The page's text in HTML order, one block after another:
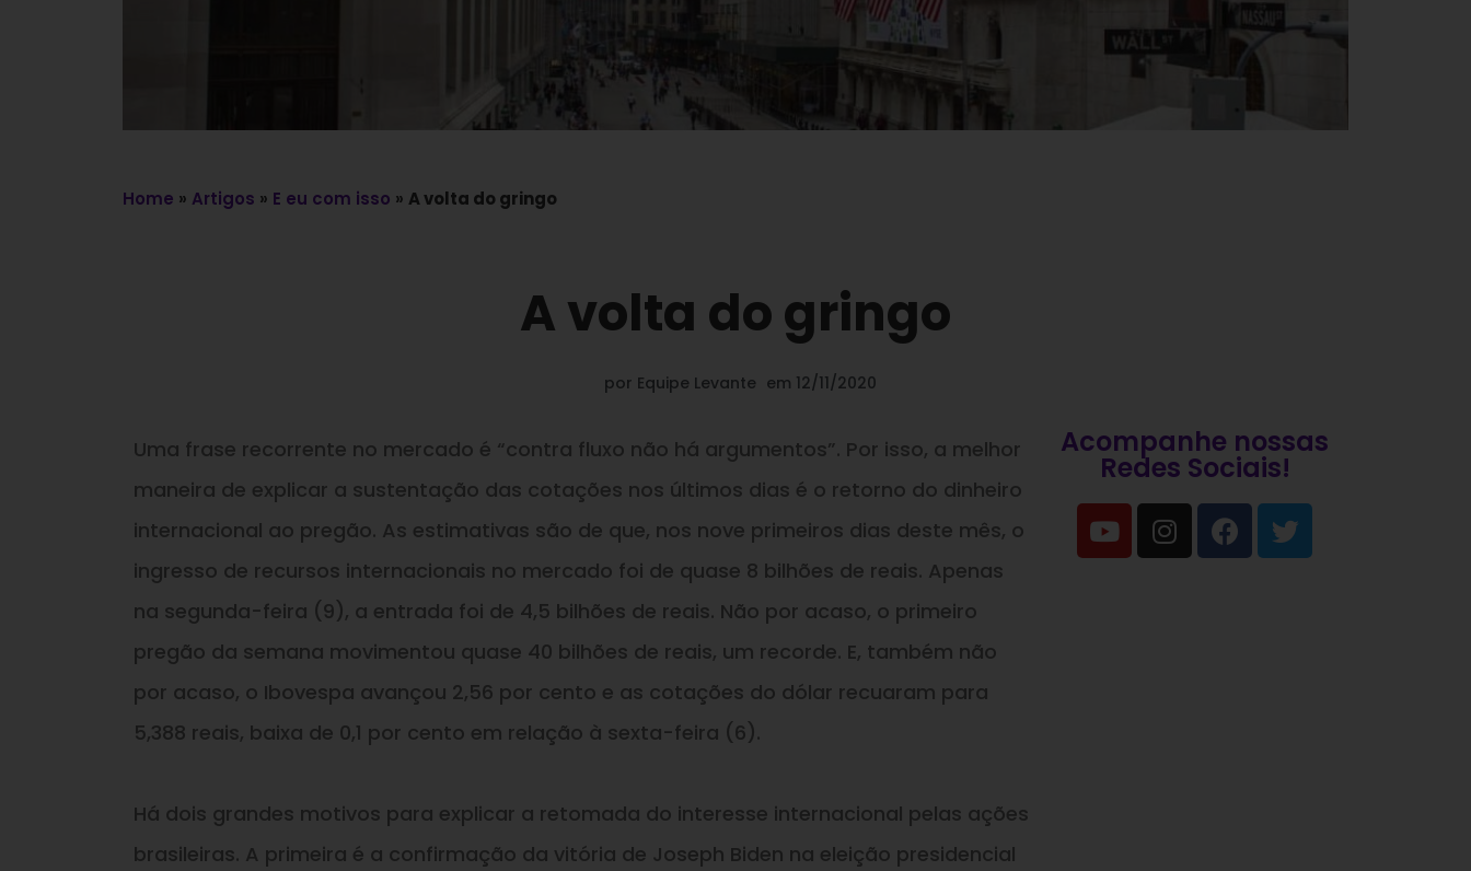
Home » Artigos » E eu com isso » A volta do gringo
A volta do gringo
por Equipe Levante em 12/11/2020
Uma frase recorrente no mercado é “contra fluxo não há argumentos”. Por isso, a melhor
maneira de explicar a sustentação das cotações nos últimos dias é o retorno do dinheiro
internacional ao pregão. As estimativas são de que, nos nove primeiros dias deste mês, o
ingresso de recursos internacionais no mercado foi de quase 8 bilhões de reais. Apenas
na segunda-feira (9), a entrada foi de 4,5 bilhões de reais. Não por acaso, o primeiro
pregão da semana movimentou quase 40 bilhões de reais, um recorde. E, também não
por acaso, o Ibovespa avançou 2,56 por cento e as cotações do dólar recuaram para
5,388 reais, baixa de 0,1 por cento em relação à sexta-feira (6).
Há dois grandes motivos para explicar a retomada do interesse internacional pelas ações
brasileiras. A primeira é a confirmação da vitória de Joseph Biden na eleição presidencial
Acompanhe nossas
Redes Sociais!